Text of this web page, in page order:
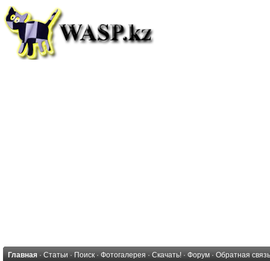
Главная · Статьи · Поиск · Фотогалерея · Скачать! · Форум · Обратная связь